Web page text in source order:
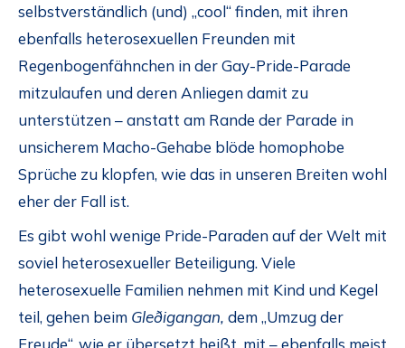
selbstverständlich (und) „cool“ finden, mit ihren
ebenfalls heterosexuellen Freunden mit
Regenbogenfähnchen in der Gay-Pride-Parade
mitzulaufen und deren Anliegen damit zu
unterstützen – anstatt am Rande der Parade in
unsicherem Macho-Gehabe blöde homophobe
Sprüche zu klopfen, wie das in unseren Breiten wohl
eher der Fall ist.
Es gibt wohl wenige Pride-Paraden auf der Welt mit
soviel heterosexueller Beteiligung. Viele
heterosexuelle Familien nehmen mit Kind und Kegel
teil, gehen beim Gleðigangan, dem „Umzug der
Freude“, wie er übersetzt heißt, mit – ebenfalls meist